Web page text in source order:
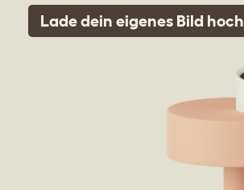
Lade dein eigenes Bild hoch